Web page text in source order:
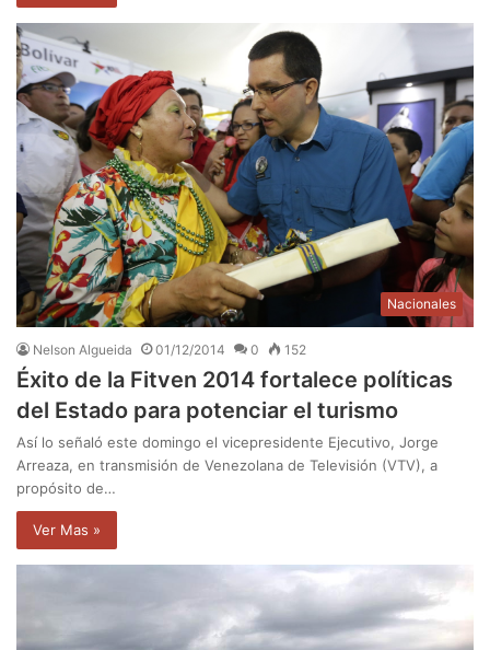
Nacionales
Nelson Algueida 01/12/2014 0 152
Éxito de la Fitven 2014 fortalece políticas
del Estado para potenciar el turismo
Así lo señaló este domingo el vicepresidente Ejecutivo, Jorge
Arreaza, en transmisión de Venezolana de Televisión (VTV), a
propósito de…
Ver Mas »